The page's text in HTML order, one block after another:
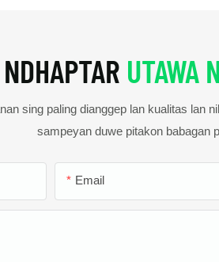
NDHAPTAR UTAWA
sing paling dianggep lan kualitas lan
sampeyan duwe pitakon babagan
Email